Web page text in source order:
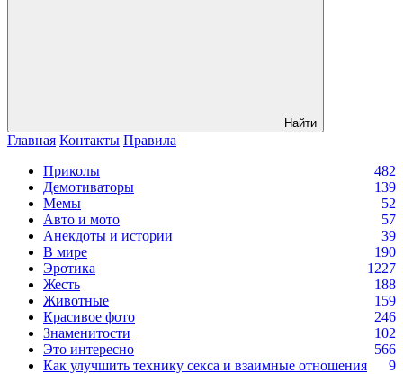
Найти
Главная Контакты Правила
Приколы
482
Демотиваторы
139
Мемы
52
Авто и мото
57
Анекдоты и истории
39
В мире
190
Эротика
1227
Жесть
188
Животные
159
Красивое фото
246
Знаменитости
102
Это интересно
566
Как улучшить технику секса и взаимные отношения
9